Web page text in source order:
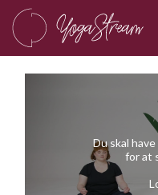
Du skal
for at